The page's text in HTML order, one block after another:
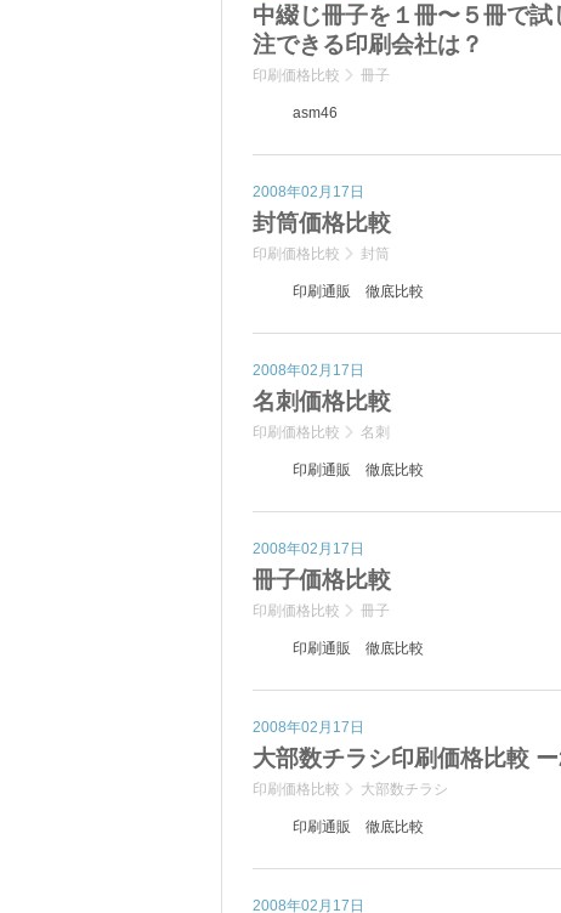
中綴じ冊子を１冊〜５冊で
注できる印刷会社は？
印刷価格比較 冊子
asm46
2008年02月17日
封筒価格比較
印刷価格比較 封筒
印刷通販 徹底比較
2008年02月17日
名刺価格比較
印刷価格比較 名刺
印刷通販 徹底比較
2008年02月17日
冊子価格比較
印刷価格比較 冊子
印刷通販 徹底比較
2008年02月17日
大部数チラシ印刷価格比較
印刷価格比較 大部数チラシ
印刷通販 徹底比較
2008年02月17日